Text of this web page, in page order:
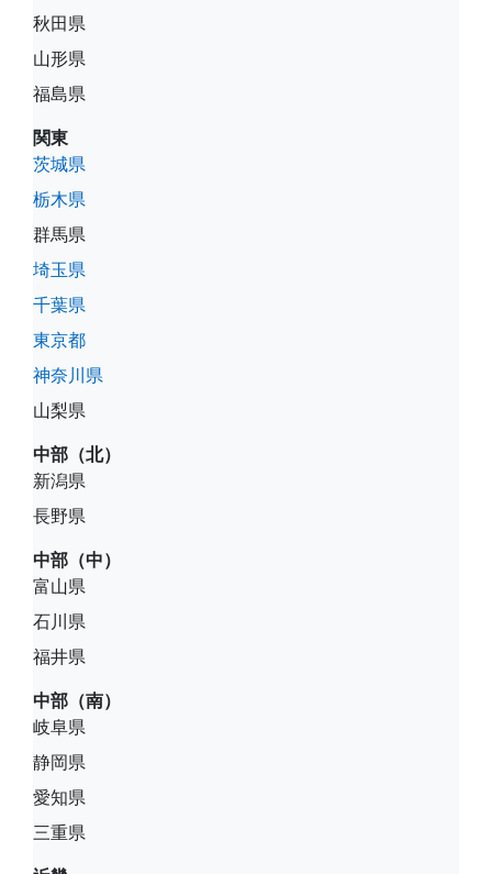
秋田県
山形県
福島県
関東
茨城県
栃木県
群馬県
埼玉県
千葉県
東京都
神奈川県
山梨県
中部（北）
新潟県
長野県
中部（中）
富山県
石川県
福井県
中部（南）
岐阜県
静岡県
愛知県
三重県